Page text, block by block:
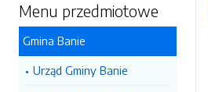
Menu przedmiotowe
Gmina Banie
Urząd Gminy Banie